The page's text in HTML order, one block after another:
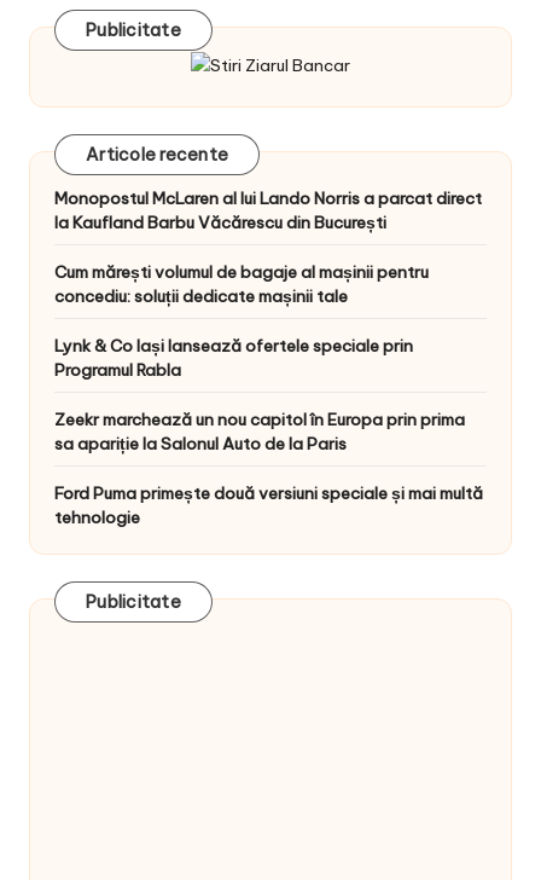
Publicitate
Articole recente
Monopostul McLaren al lui Lando Norris a parcat direct
la Kaufland Barbu Văcărescu din București
Cum mărești volumul de bagaje al mașinii pentru
concediu: soluții dedicate mașinii tale
Lynk & Co Iași lansează ofertele speciale prin
Programul Rabla
Zeekr marchează un nou capitol în Europa prin prima
sa apariție la Salonul Auto de la Paris
Ford Puma primește două versiuni speciale și mai multă
tehnologie
Publicitate